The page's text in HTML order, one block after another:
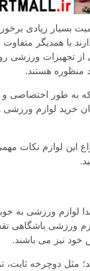
بسیار زیادی
با همدیگر متفاوت
تجهیزات ورزشی
منظوره هستند.
که به طور اختصاصی
خرید لوازم ورزشی
این لوازم نکات
لوازم ورزشی به
ورزشی خانگی و لوازم ورزشی
خود نیز می باشند.
مثل دوچرخه